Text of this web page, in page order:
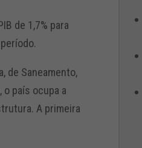
de 1,7% para
de Saneamento,
país ocupa a
A primeira